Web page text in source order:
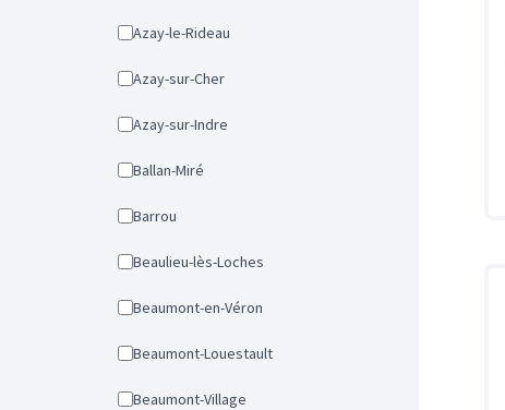
Azay-le-Rideau
Azay-sur-Cher
Azay-sur-Indre
Ballan-Miré
Barrou
Beaulieu-lès-Loches
Beaumont-en-Véron
Beaumont-Louestault
Beaumont-Village